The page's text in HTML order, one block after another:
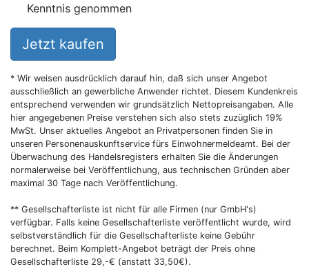
Kenntnis genommen
Jetzt kaufen
* Wir weisen ausdrücklich darauf hin, daß sich unser Angebot
ausschließlich an gewerbliche Anwender richtet. Diesem Kundenkreis
entsprechend verwenden wir grundsätzlich Nettopreisangaben. Alle
hier angegebenen Preise verstehen sich also stets zuzüglich 19%
MwSt. Unser aktuelles Angebot an Privatpersonen finden Sie in
unseren Personenauskunftservice fürs Einwohnermeldeamt. Bei der
Überwachung des Handelsregisters erhalten Sie die Änderungen
normalerweise bei Veröffentlichung, aus technischen Gründen aber
maximal 30 Tage nach Veröffentlichung.
** Gesellschafterliste ist nicht für alle Firmen (nur GmbH's)
verfügbar. Falls keine Gesellschafterliste veröffentlicht wurde, wird
selbstverständlich für die Gesellschafterliste keine Gebühr
berechnet. Beim Komplett-Angebot beträgt der Preis ohne
Gesellschafterliste 29,-€ (anstatt 33,50€).